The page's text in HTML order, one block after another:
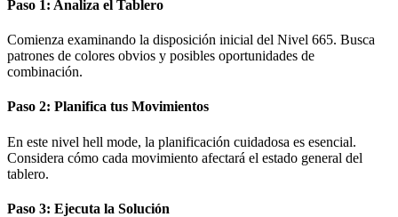
Paso 1: Analiza el Tablero
Comienza examinando la disposición inicial del Nivel 665. Busca
patrones de colores obvios y posibles oportunidades de
combinación.
Paso 2: Planifica tus Movimientos
En este nivel hell mode, la planificación cuidadosa es esencial.
Considera cómo cada movimiento afectará el estado general del
tablero.
Paso 3: Ejecuta la Solución